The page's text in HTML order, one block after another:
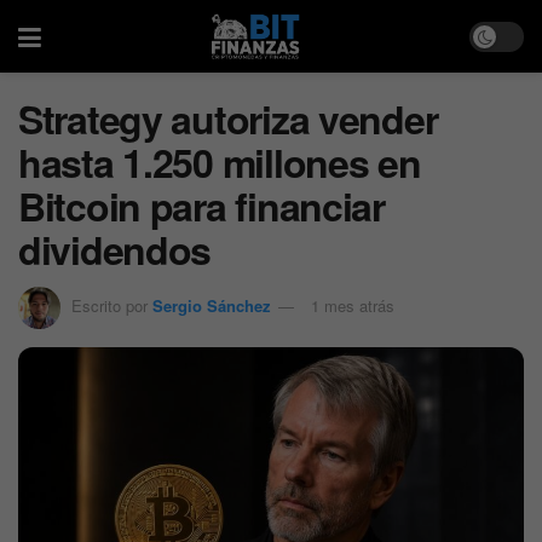
Strategy autoriza vender
hasta 1.250 millones en
Bitcoin para financiar
dividendos
Escrito por Sergio Sánchez 1 mes atrás